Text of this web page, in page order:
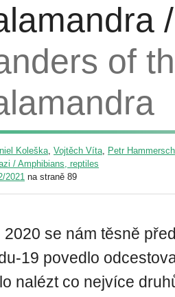
of
Koleška, Vojtěch Víta, Petr
/ Amphibians, reptiles
2021 na straně 89
se nám těsně
19 povedlo
nalézt co nejvíce